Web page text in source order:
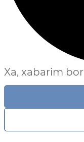
Xa, xabarim bor